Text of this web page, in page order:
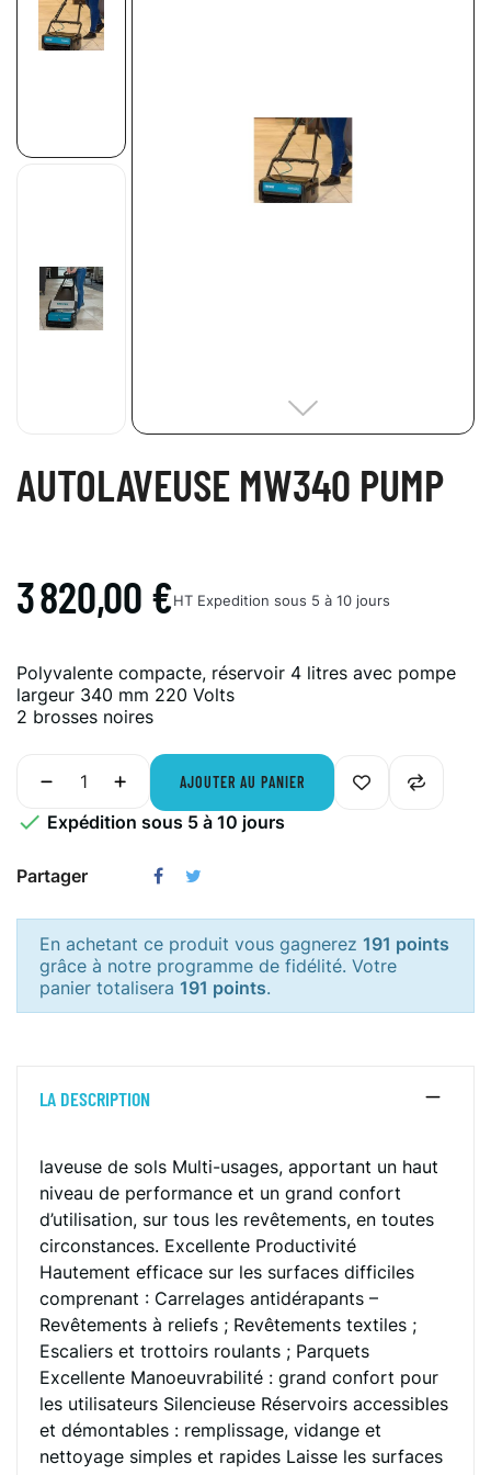
AUTOLAVEUSE MW340 PUMP
3 820,00 €HT Expedition sous 5 à 10 jours
Polyvalente compacte, réservoir 4 litres avec pompe
largeur 340 mm 220 Volts
2 brosses noires
AJOUTER AU PANIER
 Expédition sous 5 à 10 jours
Partager
En achetant ce produit vous gagnerez 191 points
grâce à notre programme de fidélité. Votre
panier totalisera 191 points.
LA DESCRIPTION
laveuse de sols Multi-usages, apportant un haut
niveau de performance et un grand confort
d’utilisation, sur tous les revêtements, en toutes
circonstances. Excellente Productivité
Hautement efficace sur les surfaces difficiles
comprenant : Carrelages antidérapants –
Revêtements à reliefs ; Revêtements textiles ;
Escaliers et trottoirs roulants ; Parquets
Excellente Manoeuvrabilité : grand confort pour
les utilisateurs Silencieuse Réservoirs accessibles
et démontables : remplissage, vidange et
nettoyage simples et rapides Laisse les surfaces